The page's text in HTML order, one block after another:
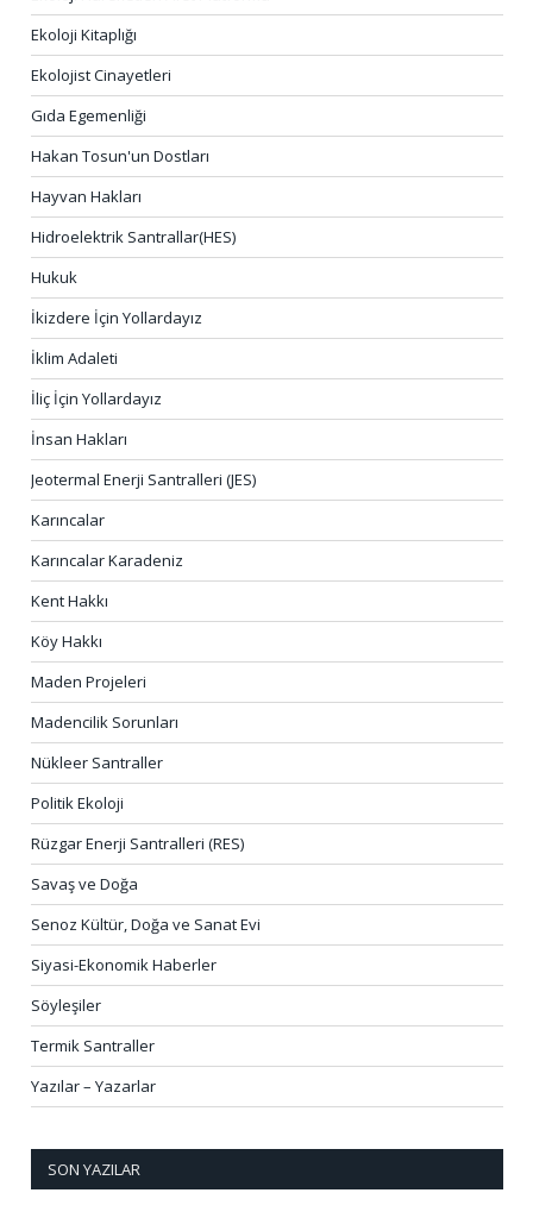
Ekoloji Kitaplığı
Ekolojist Cinayetleri
Gıda Egemenliği
Hakan Tosun'un Dostları
Hayvan Hakları
Hidroelektrik Santrallar(HES)
Hukuk
İkizdere İçin Yollardayız
İklim Adaleti
İliç İçin Yollardayız
İnsan Hakları
Jeotermal Enerji Santralleri (JES)
Karıncalar
Karıncalar Karadeniz
Kent Hakkı
Köy Hakkı
Maden Projeleri
Madencilik Sorunları
Nükleer Santraller
Politik Ekoloji
Rüzgar Enerji Santralleri (RES)
Savaş ve Doğa
Senoz Kültür, Doğa ve Sanat Evi
Siyasi-Ekonomik Haberler
Söyleşiler
Termik Santraller
Yazılar – Yazarlar
SON YAZILAR